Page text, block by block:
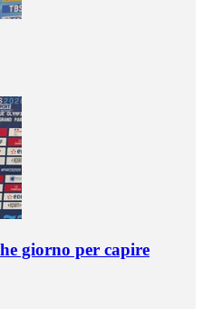
giorno per capire